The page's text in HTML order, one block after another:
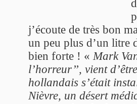
j’écoute de très bon
un peu plus d’un litre
bien forte ! « Mark
l’horreur’’, vient
hollandais s’était
Nièvre, un désert